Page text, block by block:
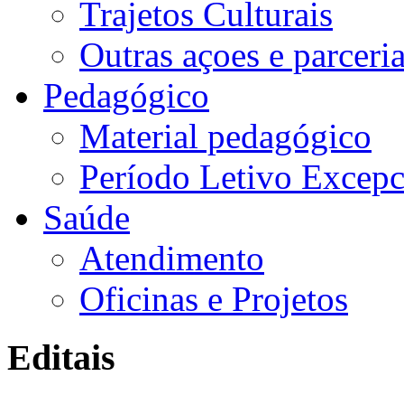
Trajetos Culturais
Outras açoes e
Pedagógico
Material pedagógico
Período Letivo
Saúde
Atendimento
Oficinas e Projetos
Editais